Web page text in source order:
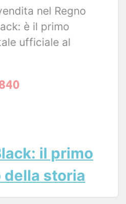
nel Regno
è il primo
ufficiale al
il primo
storia